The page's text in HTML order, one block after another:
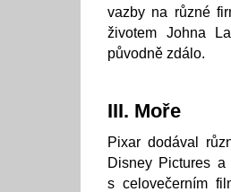
vazby na různé
životem Johna
původně zdálo.
III. Moře
Pixar dodával
Disney Pictures
s celovečerním